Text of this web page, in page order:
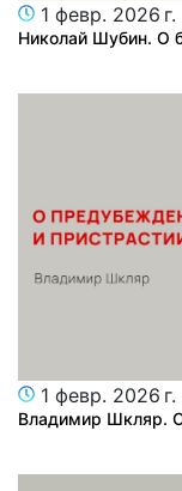
1 февр. 2026 г.
Николай Шубин. О
1 февр. 2026 г.
Владимир Шкляр.